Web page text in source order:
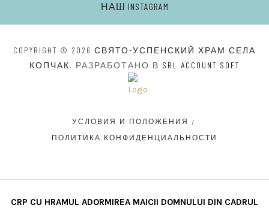
НАШ INSTAGRAM
COPYRIGHT © 2026 СВЯТО-УСПЕНСКИЙ ХРАМ СЕЛА
КОПЧАК. РАЗРАБОТАНО В SRL ACCOUNT SOFT
УСЛОВИЯ И ПОЛОЖЕНИЯ
ПОЛИТИКА КОНФИДЕНЦИАЛЬНОСТИ
CRP CU HRAMUL ADORMIREA MAICII DOMNULUI DIN CADRUL